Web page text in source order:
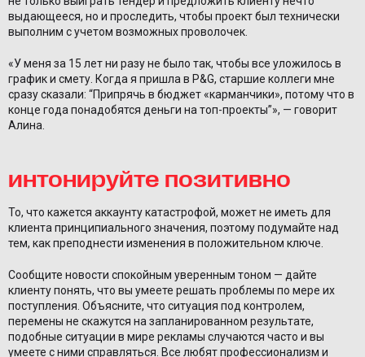
выдающееся, но и проследить, чтобы проект был технически
выполним с учетом возможных проволочек.
«У меня за 15 лет ни разу не было так, чтобы все уложилось в
график и смету. Когда я пришла в P&G, старшие коллеги мне
сразу сказали: “Припрячь в бюджет «карманчики», потому что в
конце года понадобятся деньги на топ-проекты”», — говорит
Алина.
интонируйте позитивно
То, что кажется аккаунту катастрофой, может не иметь для
клиента принципиального значения, поэтому подумайте над
тем, как преподнести изменения в положительном ключе.
Сообщите новости спокойным уверенным тоном — дайте
клиенту понять, что вы умеете решать проблемы по мере их
поступления. Объясните, что ситуация под контролем,
перемены не скажутся на запланированном результате,
подобные ситуации в мире рекламы случаются часто и вы
умеете с ними справляться. Все любят профессионализм и